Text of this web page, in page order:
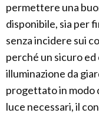
permettere una
disponibile, sia per
senza incidere sui
perché un sicuro
illuminazione da
progettato in modo
luce necessari, il